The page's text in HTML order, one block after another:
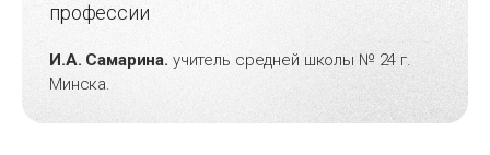
профессии
И.А. Самарина. учитель средней школы № 24 г.
Минска.